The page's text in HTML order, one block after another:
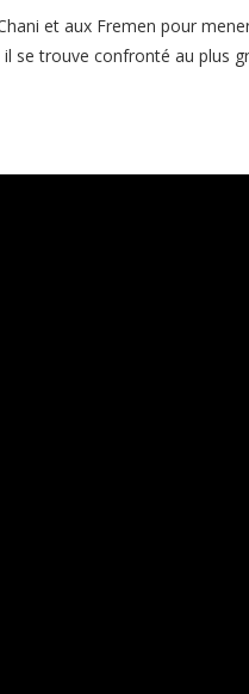
et aux Fremen pour
se trouve confronté au plus